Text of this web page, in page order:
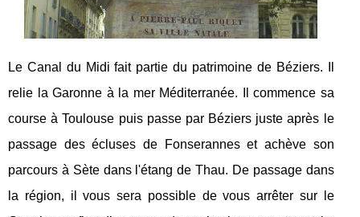
Le Canal du Midi fait partie du patrimoine de Béziers. Il
relie la Garonne à la mer Méditerranée. Il commence sa
course à Toulouse puis passe par Béziers juste après le
passage des écluses de Fonserannes et achève son
parcours à Sète dans l'étang de Thau. De passage dans
la région, il vous sera possible de vous arrêter sur le